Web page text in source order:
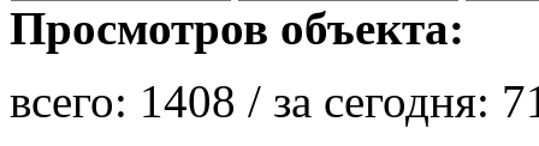
Просмотров объекта:
всего: 1408 / за сегодня: